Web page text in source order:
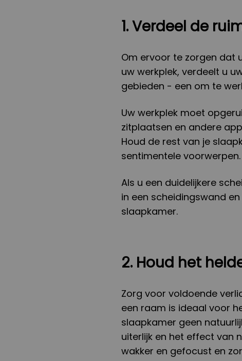
1. Verdeel de
Om ervoor te zorgen dat
uw werkplek, verdeelt u
gebieden - een om te
Uw werkplek moet
zitplaatsen en andere
Houd de rest van je
sentimentele voorwerpen.
Als u een duidelijkere
in een scheidingswand
slaapkamer.
2. Houd het
Zorg voor voldoende
een raam is ideaal voor
slaapkamer geen
uiterlijk en het effect van
wakker en gefocust en